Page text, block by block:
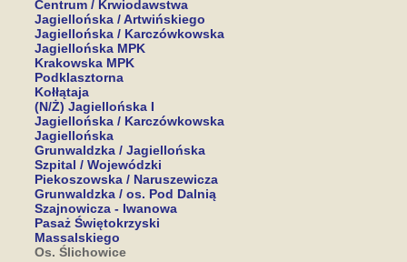
Centrum / Krwiodawstwa
Jagiellońska / Artwińskiego
Jagiellońska / Karczówkowska
Jagiellońska MPK
Krakowska MPK
Podklasztorna
Kołłątaja
(N/Ż) Jagiellońska I
Jagiellońska / Karczówkowska
Jagiellońska
Grunwaldzka / Jagiellońska
Szpital / Wojewódzki
Piekoszowska / Naruszewicza
Grunwaldzka / os. Pod Dalnią
Szajnowicza - Iwanowa
Pasaż Świętokrzyski
Massalskiego
Os. Ślichowice